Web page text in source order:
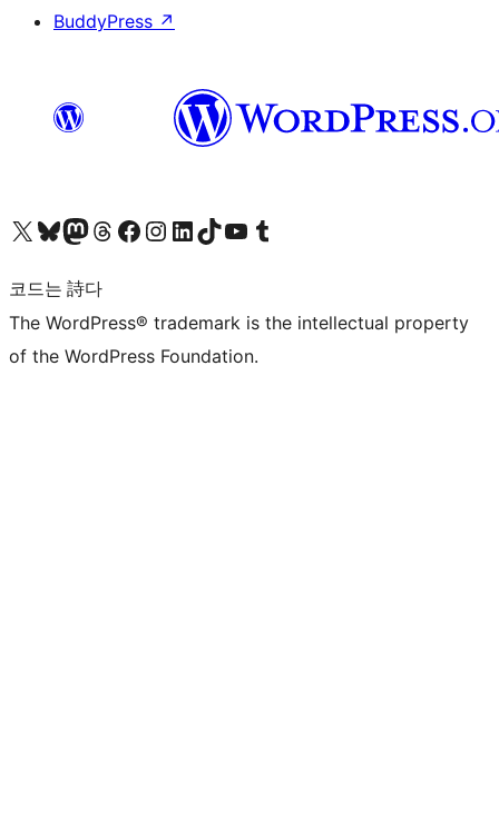
BuddyPress ↗
X(이전 트위터) 계정 방문하기블루스카이 계정 방문하기마스토돈 계정 방문하기스레드 계정 방문하기 페이스북 페이지 방문하기인스타그램 계정 방문하기 LinkedIn 계정 방문하기틱톡 계정 방문하기유튜브 채널 방문하기 텀블러 계정 방문하기
코드는 詩다
The WordPress® trademark is the intellectual property
of the WordPress Foundation.